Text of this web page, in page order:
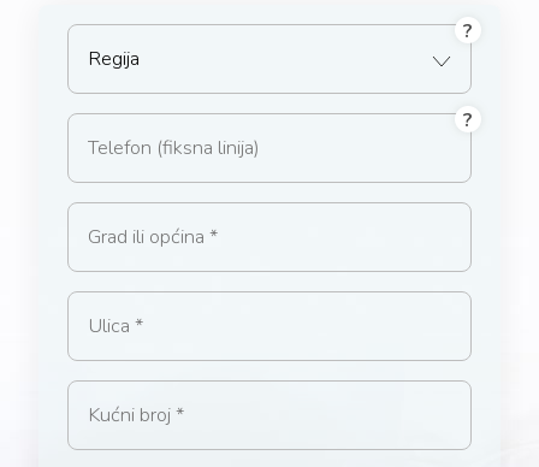
Regija ?
Broj telefona ?
Grad ili općina
Ulica
Kućni broj